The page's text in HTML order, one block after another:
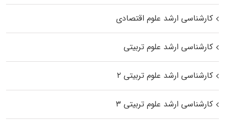
کارشناسی ارشد علوم اقتصادی
کارشناسی ارشد علوم تربیتی
کارشناسی ارشد علوم تربیتی ۲
کارشناسی ارشد علوم تربیتی ۳